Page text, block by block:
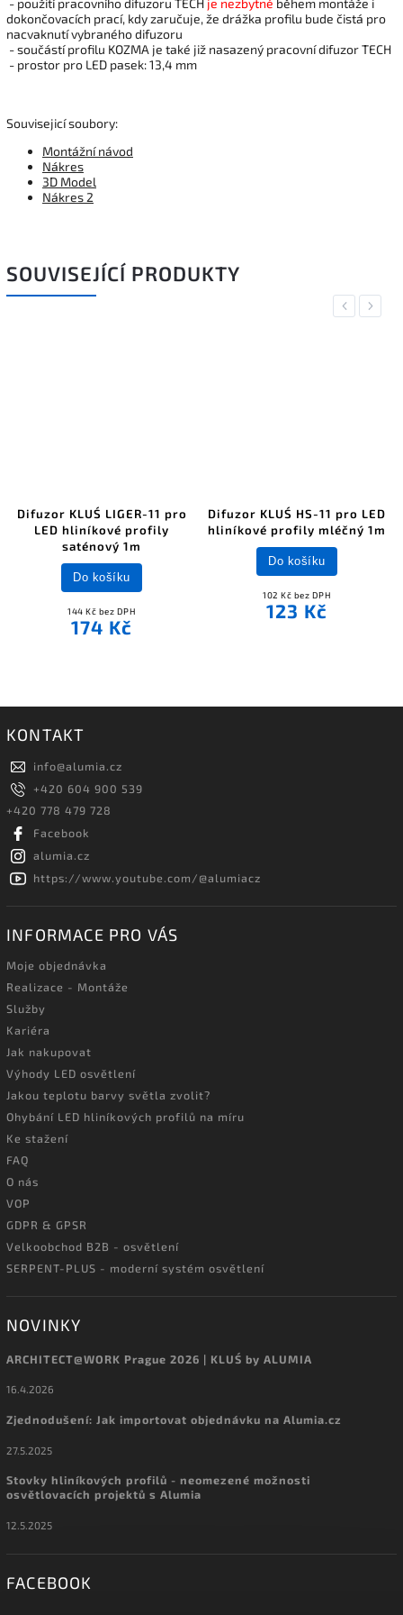
dokončovacích prací, kdy zaručuje, že drážka profilu bude čistá pro
nacvaknutí vybraného difuzoru
- součástí profilu KOZMA je také již nasazený pracovní difuzor TECH
- prostor pro LED pasek: 13,4 mm
Souvisejicí soubory:
Montážní návod
Nákres
3D Model
Nákres 2
SOUVISEJÍCÍ PRODUKTY
Previous
Difuzor KLUŚ LIGER-11 pro
LED hliníkové profily
saténový 1m
144 Kč bez DPH
174 Kč
Do košíku
Difuzor KLUŚ HS-11 pro LED
hliníkové profily mléčný 1m
102 Kč bez DPH
123 Kč
Do košíku
Next
KONTAKT
info@alumia.cz
+420 604 900 539
+420 778 479 728
Facebook
alumia.cz
https://www.youtube.com/@alumiacz
INFORMACE PRO VÁS
Moje objednávka
Realizace - Montáže
Služby
Kariéra
Jak nakupovat
Výhody LED osvětlení
Jakou teplotu barvy světla zvolit?
Ohybání LED hliníkových profilů na míru
Ke stažení
FAQ
O nás
VOP
GDPR & GPSR
Velkoobchod B2B - osvětlení
SERPENT-PLUS - moderní systém osvětlení
NOVINKY
ARCHITECT@WORK Prague 2026 | KLUŚ by ALUMIA
16.4.2026
Zjednodušení: Jak importovat objednávku na Alumia.cz
27.5.2025
Stovky hliníkových profilů - neomezené možnosti
osvětlovacích projektů s Alumia
12.5.2025
FACEBOOK